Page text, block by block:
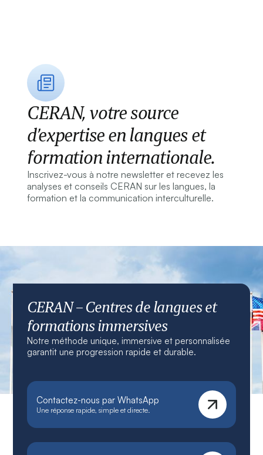
CERAN, votre source
d’expertise en langues et
formation internationale.
Inscrivez-vous à notre newsletter et recevez les
analyses et conseils CERAN sur les langues, la
formation et la communication interculturelle.
CERAN – Centres de langues et
formations immersives
Notre méthode unique, immersive et personnalisée
garantit une progression rapide et durable.
Contactez-nous par WhatsApp
Une réponse rapide, simple et directe.